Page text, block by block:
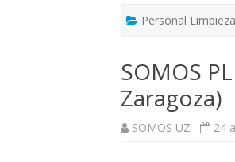
Personal
SOMOS
Zaragoza)
SOMOS UZ 24